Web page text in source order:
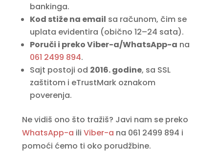
bankinga.
Kod stiže na email sa računom, čim se
uplata evidentira (obično 12–24 sata).
Poruči i preko Viber-a/WhatsApp-a na
061 2499 894.
Sajt postoji od 2016. godine, sa SSL
zaštitom i eTrustMark oznakom
poverenja.
Ne vidiš ono što tražiš? Javi nam se preko
WhatsApp-a ili Viber-a na 061 2499 894 i
pomoći ćemo ti oko porudžbine.